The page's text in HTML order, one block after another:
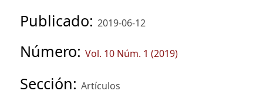
Publicado: 2019-06-12
Número: Vol. 10 Núm. 1 (2019)
Sección: Artículos